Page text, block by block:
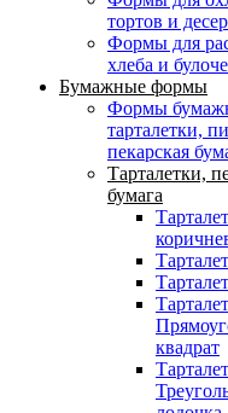
тортов и
Формы для
хлеба и
Бумажные формы
Формы
тарталетки,
пекарская
Тарталетки,
бумага
квадрат